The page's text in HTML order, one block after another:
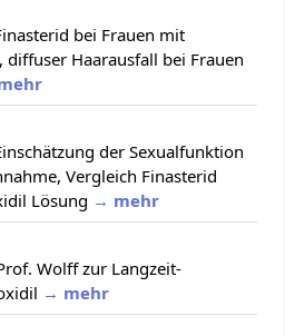
bei Frauen mit
Haarausfall bei Frauen
der Sexualfunktion
Vergleich Finasterid
Lösung → mehr
Wolff zur Langzeit-
→ mehr